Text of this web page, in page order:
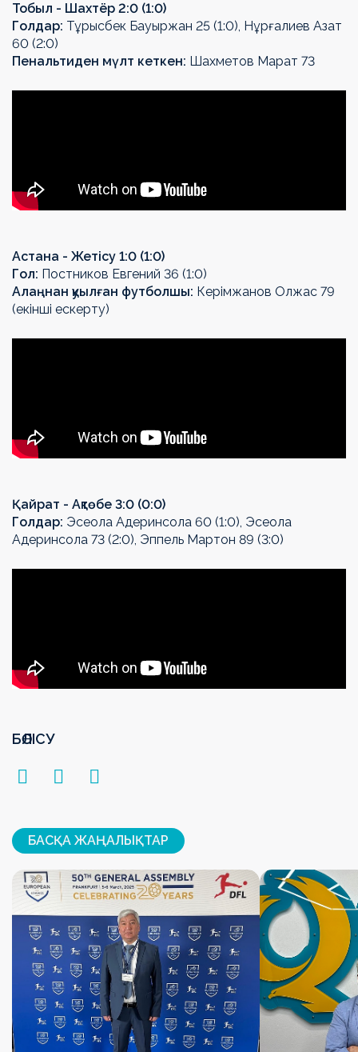
Тобыл - Шахтёр 2:0 (1:0)
Голдар: Тұрысбек Бауыржан 25 (1:0), Нұрғалиев Азат
60 (2:0)
Пенальтиден мүлт кеткен: Шахметов Марат 73
Астана - Жетісу 1:0 (1:0)
Гол: Постников Евгений 36 (1:0)
Алаңнан қуылған футболшы: Керімжанов Олжас 79
(екінші ескерту)
Қайрат - Ақтөбе 3:0 (0:0)
Голдар: Эсеола Адеринсола 60 (1:0), Эсеола
Адеринсола 73 (2:0), Эппель Мартон 89 (3:0)
БӨЛІСУ
БАСҚА ЖАҢАЛЫҚТАР